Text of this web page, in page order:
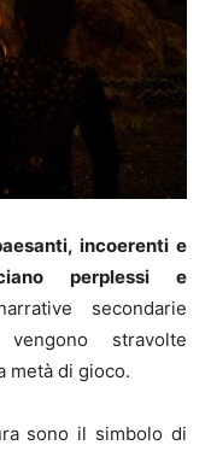
incoerenti e
perplessi e
secondarie
stravolte
metà di gioco.
sono il simbolo di